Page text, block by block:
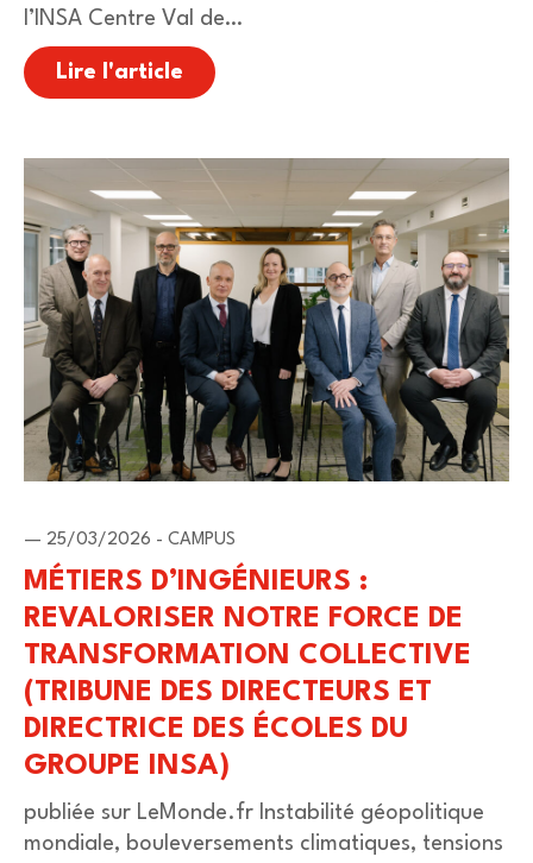
l’INSA Centre Val de…
Lire l'article
— 25/03/2026 - CAMPUS
MÉTIERS D’INGÉNIEURS :
REVALORISER NOTRE FORCE DE
TRANSFORMATION COLLECTIVE
(TRIBUNE DES DIRECTEURS ET
DIRECTRICE DES ÉCOLES DU
GROUPE INSA)
publiée sur LeMonde.fr Instabilité géopolitique
mondiale, bouleversements climatiques, tensions